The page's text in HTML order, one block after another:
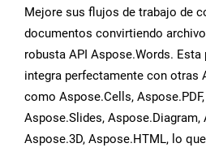
Mejore sus flujos de trabajo de
documentos convirtiendo
robusta API Aspose.Words.
integra perfectamente con otras
como Aspose.Cells,
Aspose.Slides, Aspose.Diagram,
Aspose.3D, Aspose.HTML, lo